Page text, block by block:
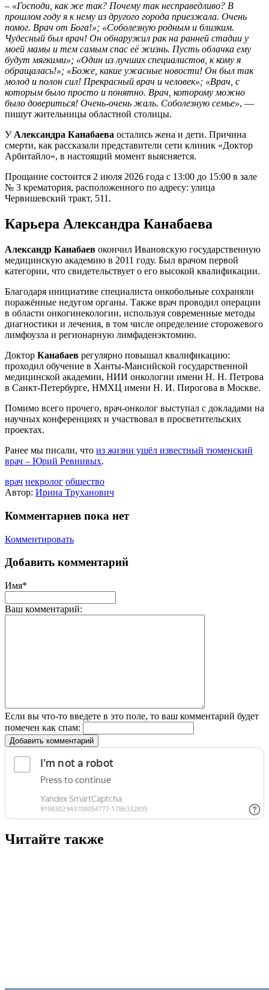
– «Господи, как же так? Почему так несправедливо? В
прошлом году я к нему из другого города приезжала. Очень
помог. Врач от Бога!»; «Соболезную родным и близким.
Чудесный был врач! Он обнаружил рак на ранней стадии у
моей мамы и тем самым спас её жизнь. Пусть облачка ему
будут мягкими»; «Один из лучших специалистов, к кому я
обращалась!»; «Боже, какие ужасные новости! Он был так
молод и полон сил! Прекрасный врач и человек»; «Врач, с
которым было просто и понятно. Врач, которому можно
было довериться! Очень‑очень жаль. Соболезную семье», —
пишут жительницы областной столицы.
УАлександра Канабаева остались жена и дети. Причина
смерти, как рассказали представители сети клиник «Доктор
Арбитайло», в настоящий момент выясняется.
Прощание состоится 2 июля 2026 года с 13:00 до 15:00 в зале
№ 3 крематория, расположенного по адресу: улица
Червишевский тракт, 511.
Карьера Александра Канабаева
Александр Канабаев окончил Ивановскую государственную
медицинскую академию в 2011 году. Был врачом первой
категории, что свидетельствует о его высокой квалификации.
Благодаря инициативе специалиста онкобольные сохраняли
поражённые недугом органы. Также врач проводил операции
в области онкогинекологии, используя современные методы
диагностики и лечения, в том числе определение сторожевого
лимфоузла и регионарную лимфаденэктомию.
Доктор Канабаев регулярно повышал квалификацию:
проходил обучение в Ханты‑Мансийской государственной
медицинской академии, НИИ онкологии имени Н. Н. Петрова
в Санкт‑Петербурге, НМХЦ имени Н. И. Пирогова в Москве.
Помимо всего прочего, врач‑онколог выступал с докладами на
научных конференциях и участвовал в просветительских
проектах.
Ранее мы писали, что из жизни ушёл известный тюменский
врач – Юрий Ревнивых.
врач некролог общество
Автор: Ирина Труханович
Комментариев пока нет
Комментировать
Добавить комментарий
Имя*
Ваш комментарий:
Если вы что-то введете в это поле, то ваш комментарий будет
помечен как спам:
Добавить комментарий
Читайте также